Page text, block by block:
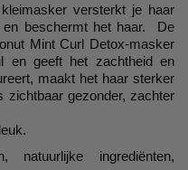
versterkt je haar
en beschermt het haar. De
Mint Curl Detox-masker
en geeft het zachtheid en
maakt het haar sterker
gezonder, zachter
natuurlijke ingrediënten,